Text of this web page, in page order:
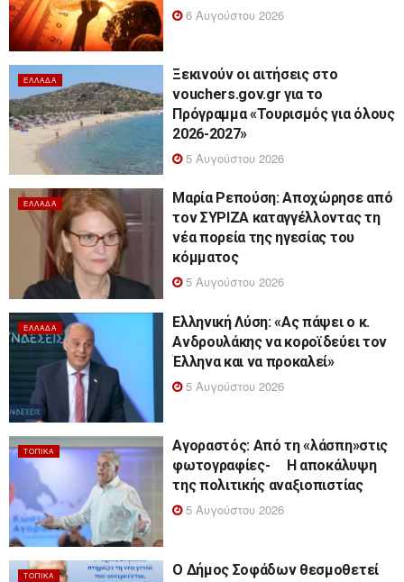
6 Αυγούστου 2026
ΕΛΛΆΔΑ
Ξεκινούν οι αιτήσεις στο
vouchers.gov.gr για το
Πρόγραμμα «Τουρισμός για όλους
2026-2027»
5 Αυγούστου 2026
ΕΛΛΆΔΑ
Μαρία Ρεπούση: Αποχώρησε από
τον ΣΥΡΙΖΑ καταγγέλλοντας τη
νέα πορεία της ηγεσίας του
κόμματος
5 Αυγούστου 2026
ΕΛΛΆΔΑ
Ελληνική Λύση: «Ας πάψει ο κ.
Ανδρουλάκης να κοροϊδεύει τον
Έλληνα και να προκαλεί»
5 Αυγούστου 2026
ΤΟΠΙΚΆ
Αγοραστός: Από τη «λάσπη»στις
φωτογραφίες- Η αποκάλυψη
της πολιτικής αναξιοπιστίας
5 Αυγούστου 2026
ΤΟΠΙΚΆ
Ο Δήμος Σοφάδων θεσμοθετεί